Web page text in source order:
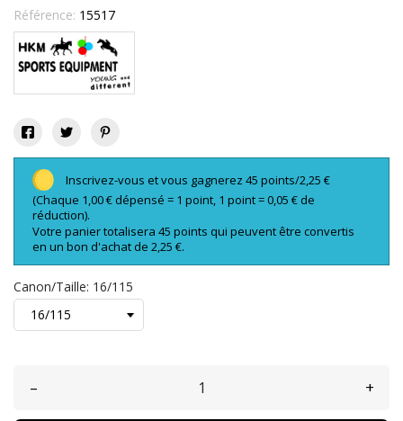
Référence: 15517
Inscrivez-vous et vous gagnerez 45 points/2,25 €
(Chaque 1,00 € dépensé = 1 point, 1 point = 0,05 € de
réduction).
Votre panier totalisera 45 points qui peuvent être convertis
en un bon d'achat de 2,25 €.
Canon/Taille: 16/115
– +